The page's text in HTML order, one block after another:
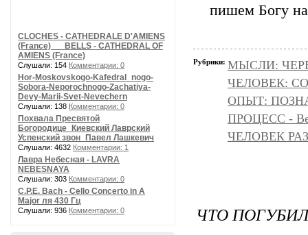
CLOCHES - CATHEDRALE D'AMIENS
(France) __ BELLS - CATHEDRAL OF
AMIENS (France)
Слушали: 154 Комментарии: 0
Hor-Moskovskogo-Kafedral_nogo-
Sobora-Neporochnogo-Zachatiya-
Devy-Marii-Svet-Nevechern
Слушали: 138 Комментарии: 0
Похвала Пресвятой
Богородице_Киевский Лаврский
Успенский звон_Павел Лашкевич
Слушали: 4632 Комментарии: 1
Лавра Небесная - LAVRA
NEBESNAYA
Слушали: 303 Комментарии: 0
C.P.E. Bach - Cello Concerto in A
Major ля 430 Гц
Слушали: 936 Комментарии: 0
пишем Богу
Рубрики: МЫСЛИ:
ЧЕЛОВЕК:
ОПЫТ:
ПРОЦЕСС -
ЧЕЛОВЕК
ЧТО